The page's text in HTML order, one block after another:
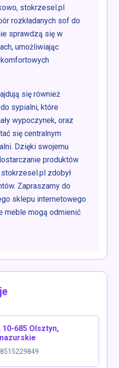
stokrzesel.pl
rozkładanych sof do
sprawdzą się w
umożliwiając
się również
sypialni, które
wypoczynek, oraz
się centralnym
Dzięki swojemu
produktów
zdobył
Zapraszamy do
sklepu internetowego
meble mogą odmienić
10-685 Olsztyn,